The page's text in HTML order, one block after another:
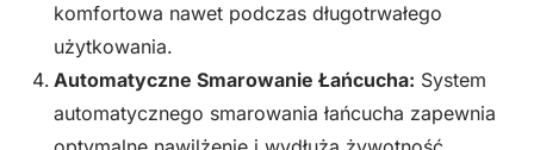
komfortowa nawet podczas długotrwałego
użytkowania.
Automatyczne Smarowanie Łańcucha: System
automatycznego smarowania łańcucha zapewnia